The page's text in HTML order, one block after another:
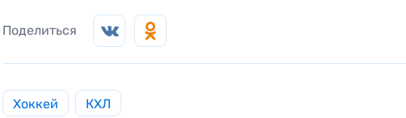
Поделиться
Хоккей КХЛ